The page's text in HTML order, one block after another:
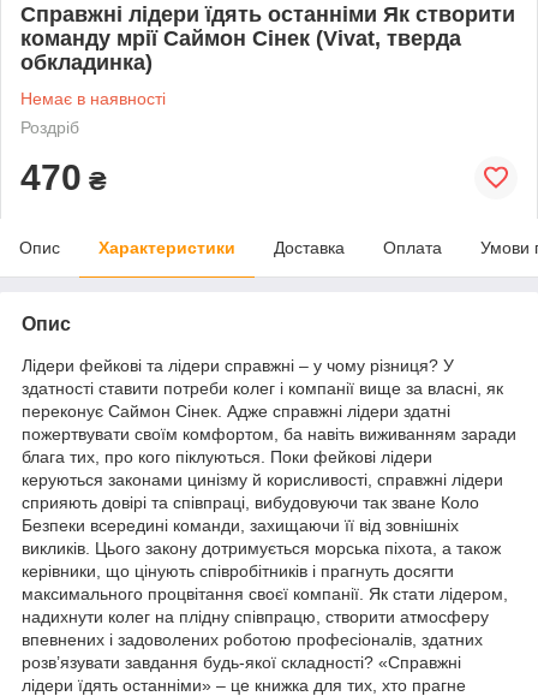
Справжні лідери їдять останніми Як створити
команду мрії Саймон Сінек (Vivat, тверда
обкладинка)
Немає в наявності
Роздріб
470 ₴
Опис Характеристики Доставка Оплата Умови
Опис
Лідери фейкові та лідери справжні – у чому різниця? У
здатності ставити потреби колег і компанії вище за власні, як
переконує Саймон Сінек. Адже справжні лідери здатні
пожертвувати своїм комфортом, ба навіть виживанням заради
блага тих, про кого піклуються. Поки фейкові лідери
керуються законами цинізму й корисливості, справжні лідери
сприяють довірі та співпраці, вибудовуючи так зване Коло
Безпеки всередині команди, захищаючи її від зовнішніх
викликів. Цього закону дотримується морська піхота, а також
керівники, що цінують співробітників і прагнуть досягти
максимального процвітання своєї компанії. Як стати лідером,
надихнути колег на плідну співпрацю, створити атмосферу
впевнених і задоволених роботою професіоналів, здатних
розв’язувати завдання будь-якої складності? «Справжні
лідери їдять останніми» – це книжка для тих, хто прагне